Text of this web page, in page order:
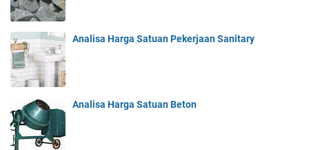
Analisa Harga Satuan Pekerjaan Sanitary
Analisa Harga Satuan Beton